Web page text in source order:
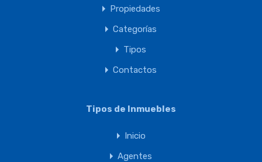
Propiedades
Categorías
Tipos
Contactos
Tipos de Inmuebles
Inicio
Agentes